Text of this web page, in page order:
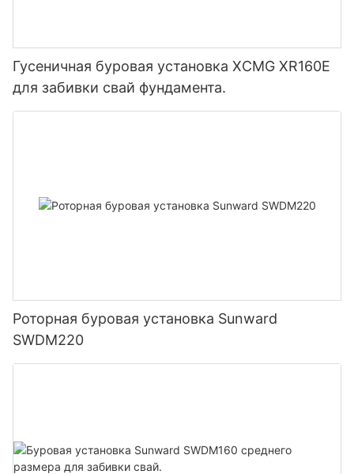
Гусеничная буровая установка XCMG XR160E
для забивки свай фундамента.
Роторная буровая установка Sunward
SWDM220